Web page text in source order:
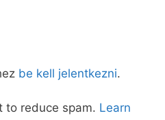
be kell jelentkezni.
to reduce spam. Learn